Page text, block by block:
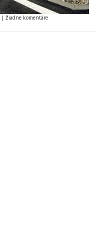
| Žiadne komentáre